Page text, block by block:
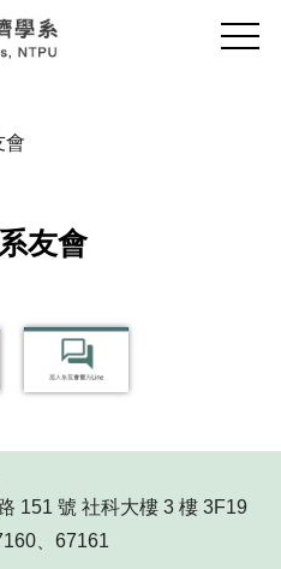
會
友會
151 號 社科大樓 3 樓 3F19
、67161